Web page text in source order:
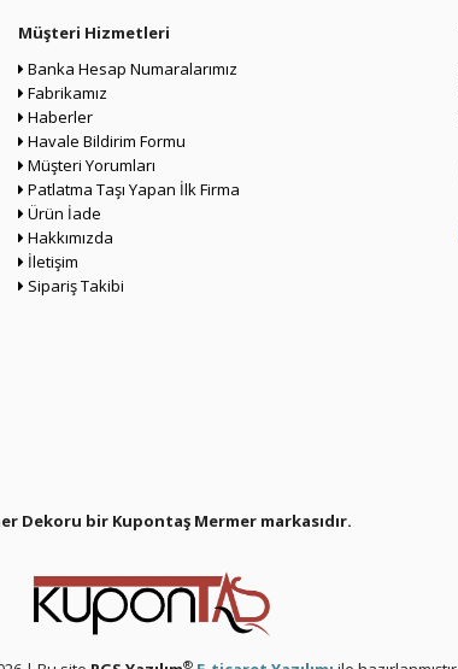
Müşteri Hizmetleri
Banka Hesap Numaralarımız
Fabrikamız
Haberler
Havale Bildirim Formu
Müşteri Yorumları
Patlatma Taşı Yapan İlk Firma
Ürün İade
Hakkımızda
İletişim
Sipariş Takibi
Dekoru bir Kupontaş Mermermarkasıdır.
®